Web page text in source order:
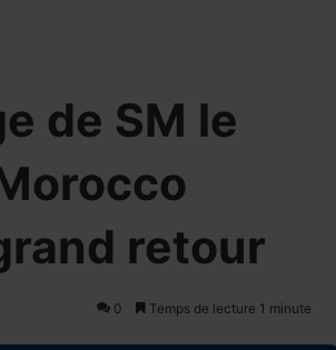
de SM le
retour
0 Temps de lecture 1 minute